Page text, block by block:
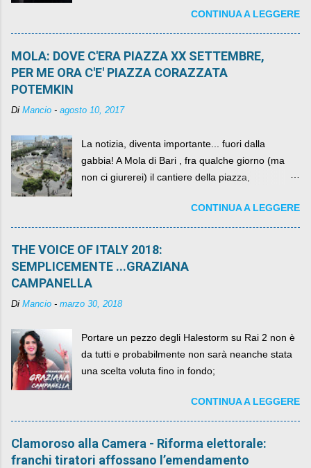
come definirlo... signor?....CONTINUA A LEGGERE
MOLA: DOVE C'ERA PIAZZA XX SETTEMBRE,
PER ME ORA C'E' PIAZZA CORAZZATA
POTEMKIN
Di Mancio - agosto 10, 2017
La notizia, diventa importante... fuori dalla
gabbia! A Mola di Bari , fra qualche giorno (ma
non ci giurerei) il cantiere della piazza,
per un numero esorbitante di mesi, non ci sarà
più. C'era una volta Piazza XX Settembre ,
CONTINUA A LEGGERE
THE VOICE OF ITALY 2018:
SEMPLICEMENTE ...GRAZIANA
CAMPANELLA
Di Mancio - marzo 30, 2018
Portare un pezzo degli Halestorm su Rai 2 non è
da tutti e probabilmente non sarà neanche stata
una scelta voluta fino in fondo;
CONTINUA A LEGGERE
Clamoroso alla Camera - Riforma elettorale:
franchi tiratori affossano l’emendamento